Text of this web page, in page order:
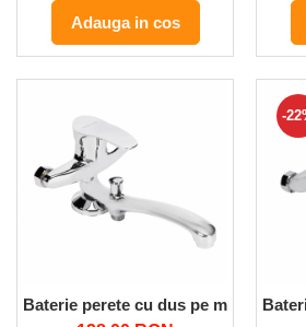
Adauga in cos
Baterie perete cu dus pe mijloc DS-
-